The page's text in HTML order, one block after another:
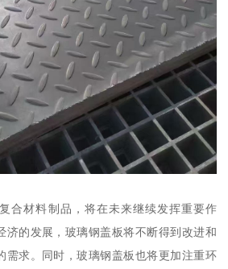
合材料制品，将在未来继续发挥重要作
济的发展，玻璃钢盖板将不断得到改进和
需求。同时，玻璃钢盖板也将更加注重环